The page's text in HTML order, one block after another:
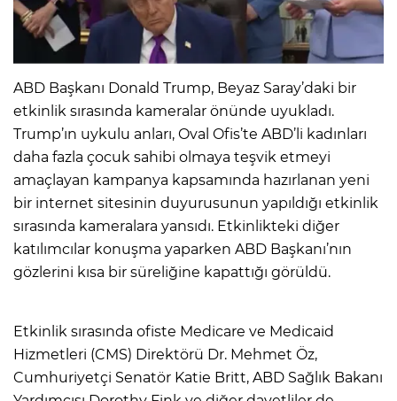
ABD Başkanı Donald Trump, Beyaz Saray’daki bir
etkinlik sırasında kameralar önünde uyukladı.
Trump’ın uykulu anları, Oval Ofis’te ABD’li kadınları
daha fazla çocuk sahibi olmaya teşvik etmeyi
amaçlayan kampanya kapsamında hazırlanan yeni
bir internet sitesinin duyurusunun yapıldığı etkinlik
sırasında kameralara yansıdı. Etkinlikteki diğer
katılımcılar konuşma yaparken ABD Başkanı’nın
gözlerini kısa bir süreliğine kapattığı görüldü.
Etkinlik sırasında ofiste Medicare ve Medicaid
Hizmetleri (CMS) Direktörü Dr. Mehmet Öz,
Cumhuriyetçi Senatör Katie Britt, ABD Sağlık Bakanı